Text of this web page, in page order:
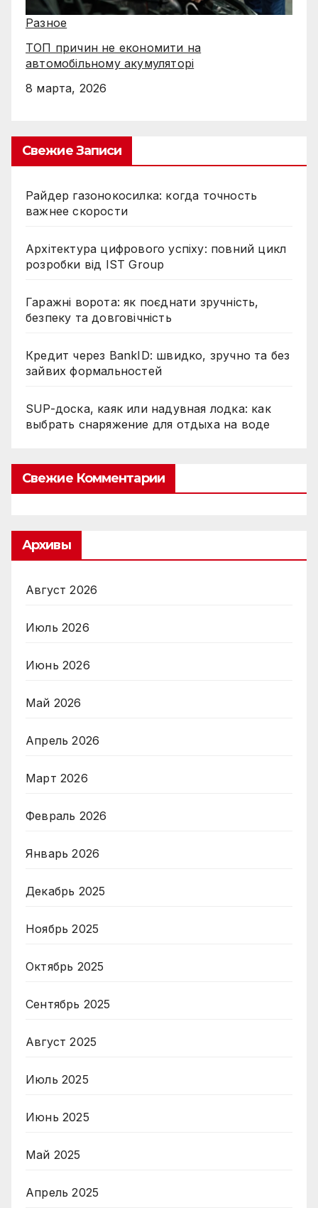
Разное
ТОП причин не економити на
автомобільному акумуляторі
8 марта, 2026
Свежие Записи
Райдер газонокосилка: когда точность
важнее скорости
Архітектура цифрового успіху: повний цикл
розробки від IST Group
Гаражні ворота: як поєднати зручність,
безпеку та довговічність
Кредит через BankID: швидко, зручно та без
зайвих формальностей
SUP-доска, каяк или надувная лодка: как
выбрать снаряжение для отдыха на воде
Свежие Комментарии
Архивы
Август 2026
Июль 2026
Июнь 2026
Май 2026
Апрель 2026
Март 2026
Февраль 2026
Январь 2026
Декабрь 2025
Ноябрь 2025
Октябрь 2025
Сентябрь 2025
Август 2025
Июль 2025
Июнь 2025
Май 2025
Апрель 2025